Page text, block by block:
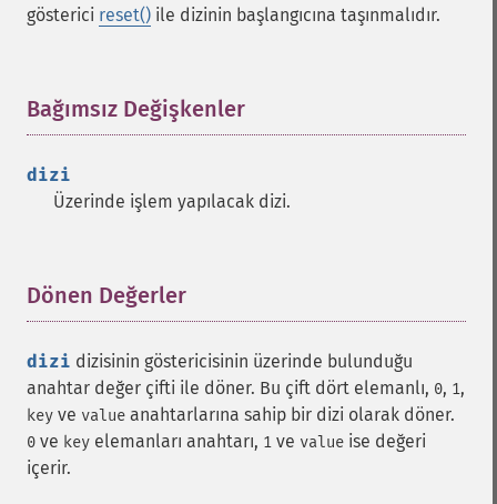
gösterici reset() ile dizinin başlangıcına taşınmalıdır.
Bağımsız Değişkenler
dizi
Üzerinde işlem yapılacak dizi.
Dönen Değerler
dizi dizisinin göstericisinin üzerinde bulunduğu
anahtar değer çifti ile döner. Bu çift dört elemanlı, 0, 1,
key ve value anahtarlarına sahip bir dizi olarak döner.
0 ve key elemanları anahtarı, 1 ve value ise değeri
içerir.